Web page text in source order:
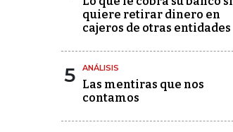
quiere retirar dinero en
cajeros de otras entidades
5 ANÁLISIS
Las mentiras que nos
contamos